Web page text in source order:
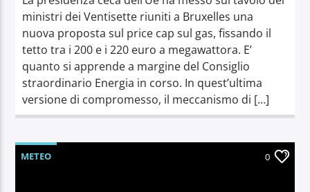
ministri dei Ventisette riuniti a Bruxelles una
nuova proposta sul price cap sul gas, fissando il
tetto tra i 200 e i 220 euro a megawattora. E’
quanto si apprende a margine del Consiglio
straordinario Energia in corso. In quest’ultima
versione di compromesso, il meccanismo di […]
METEO 0